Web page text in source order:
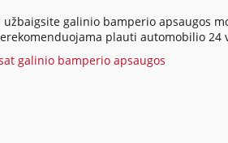
galinio bamperio apsaugos
plauti automobilio 24
galinio bamperio apsaugos